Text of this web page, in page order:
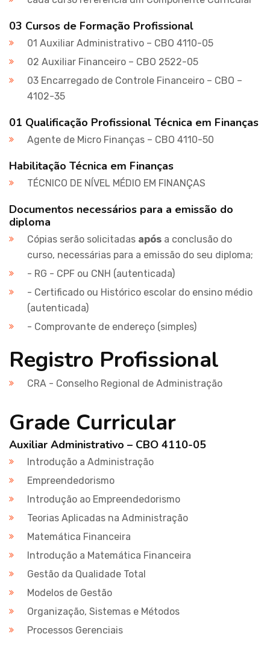
03 Cursos de Formação Profissional
01 Auxiliar Administrativo – CBO 4110-05
02 Auxiliar Financeiro – CBO 2522-05
03 Encarregado de Controle Financeiro – CBO –
4102-35
01 Qualificação Profissional Técnica em Finanças
Agente de Micro Finanças – CBO 4110-50
Habilitação Técnica em Finanças
TÉCNICO DE NÍVEL MÉDIO EM FINANÇAS
Documentos necessários para a emissão do
diploma
Cópias serão solicitadas após a conclusão do
curso, necessárias para a emissão do seu diploma;
- RG - CPF ou CNH (autenticada)
- Certificado ou Histórico escolar do ensino médio
(autenticada)
- Comprovante de endereço (simples)
Registro Profissional
CRA - Conselho Regional de Administração
Grade Curricular
Auxiliar Administrativo – CBO 4110-05
Introdução a Administração
Empreendedorismo
Introdução ao Empreendedorismo
Teorias Aplicadas na Administração
Matemática Financeira
Introdução a Matemática Financeira
Gestão da Qualidade Total
Modelos de Gestão
Organização, Sistemas e Métodos
Processos Gerenciais